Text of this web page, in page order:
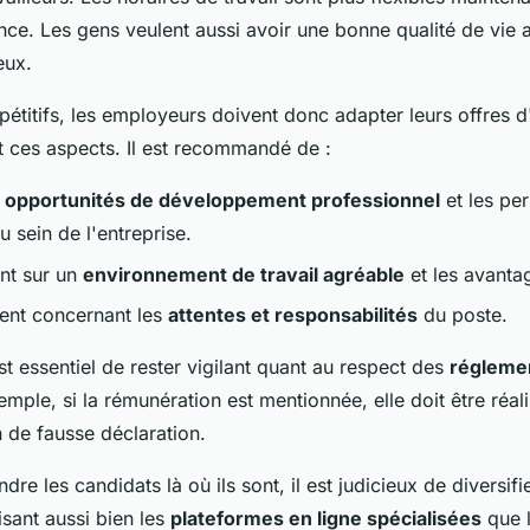
Les gens veulent aussi avoir une bonne qualité de vie
les employeurs doivent donc adapter leurs offres
ces aspects. Il est recommandé de :
opportunités de développement professionnel et les
sein de l'entreprise.
sur un environnement de travail agréable et les
concernant les attentes et responsabilités du poste.
essentiel de rester vigilant quant au respect des
si la rémunération est mentionnée, elle doit être
de fausse déclaration.
les candidats là où ils sont, il est judicieux de
aussi bien les plateformes en ligne spécialisées que